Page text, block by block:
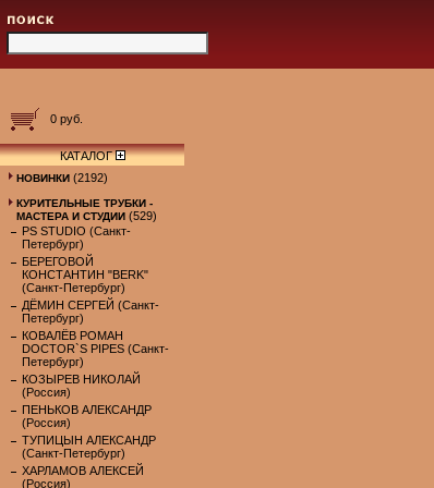
0 руб.
КАТАЛОГ
НОВИНКИ (2192)
КУРИТЕЛЬНЫЕ ТРУБКИ -
МАСТЕРА И СТУДИИ (529)
PS STUDIO (Санкт-
Петербург)
БЕРЕГОВОЙ
КОНСТАНТИН "BERK"
(Санкт-Петербург)
ДЁМИН СЕРГЕЙ (Санкт-
Петербург)
КОВАЛЁВ РОМАН
DOCTOR`S PIPES (Санкт-
Петербург)
КОЗЫРЕВ НИКОЛАЙ
(Россия)
ПЕНЬКОВ АЛЕКСАНДР
(Россия)
ТУПИЦЫН АЛЕКСАНДР
(Санкт-Петербург)
ХАРЛАМОВ АЛЕКСЕЙ
(Россия)